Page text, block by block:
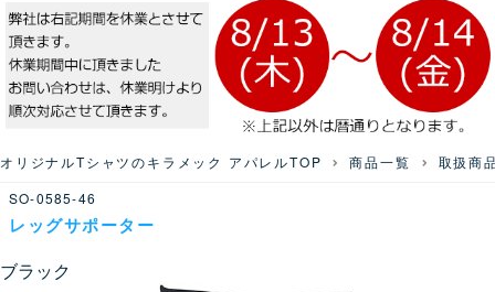
オリジナルTシャツのキラメック アパレルTOP 商品一覧
取扱商
SO-0585-46
レッグサポーター
ブラック